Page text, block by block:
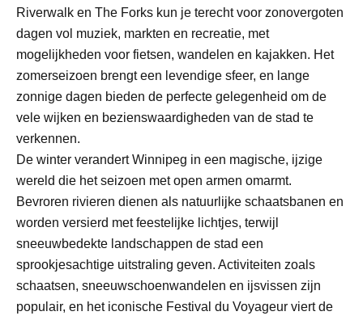
Riverwalk en The Forks kun je terecht voor zonovergoten
dagen vol muziek, markten en recreatie, met
mogelijkheden voor fietsen, wandelen en kajakken. Het
zomerseizoen brengt een levendige sfeer, en lange
zonnige dagen bieden de perfecte gelegenheid om de
vele wijken en bezienswaardigheden van de stad te
verkennen.
De winter verandert Winnipeg in een magische, ijzige
wereld die het seizoen met open armen omarmt.
Bevroren rivieren dienen als natuurlijke schaatsbanen en
worden versierd met feestelijke lichtjes, terwijl
sneeuwbedekte landschappen de stad een
sprookjesachtige uitstraling geven. Activiteiten zoals
schaatsen, sneeuwschoenwandelen en ijsvissen zijn
populair, en het iconische Festival du Voyageur viert de